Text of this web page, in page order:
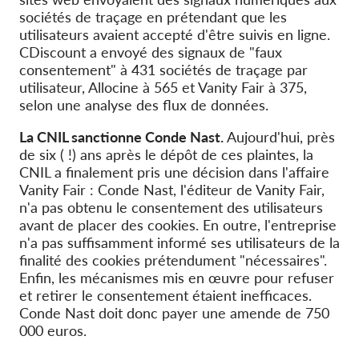
sociétés de traçage en prétendant que les
utilisateurs avaient accepté d'être suivis en ligne.
CDiscount a envoyé des signaux de "faux
consentement" à 431 sociétés de traçage par
utilisateur, Allocine à 565 et Vanity Fair à 375,
selon une analyse des flux de données.
La CNIL sanctionne Conde Nast.Aujourd'hui, près
de six ( !) ans après le dépôt de ces plaintes, la
CNIL a finalement pris une décision dans l'affaire
Vanity Fair : Conde Nast, l'éditeur de Vanity Fair,
n'a pas obtenu le consentement des utilisateurs
avant de placer des cookies. En outre, l'entreprise
n'a pas suffisamment informé ses utilisateurs de la
finalité des cookies prétendument "nécessaires".
Enfin, les mécanismes mis en œuvre pour refuser
et retirer le consentement étaient inefficaces.
Conde Nast doit donc payer une amende de 750
000 euros.